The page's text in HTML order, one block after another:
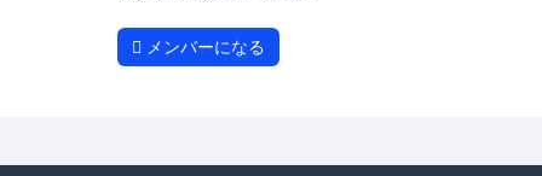
メンバーになる